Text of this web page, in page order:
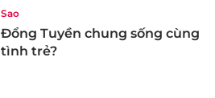
Sao
Đổng Tuyền chung sống cùng
tình trẻ?